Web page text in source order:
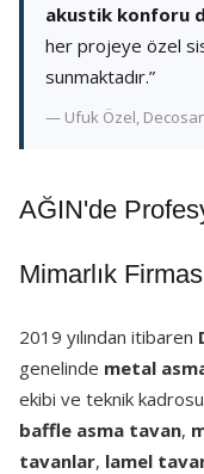
akustik konforu
her projeye özel
sunmaktadır.”
— Ufuk Özel,
AĞIN'de
Mimarlık
2019 yılından itibaren
genelinde metal
ekibi ve teknik
baffle asma tavan,
tavanlar, lamel